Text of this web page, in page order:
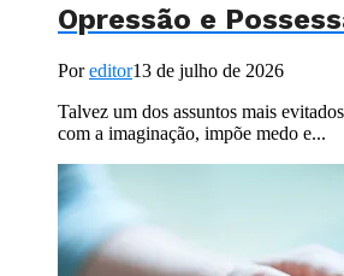
Opressão e
Poreditor13 de julho de 2026
Talvez um dos assuntos mais
com a imaginação, impõe medo e...